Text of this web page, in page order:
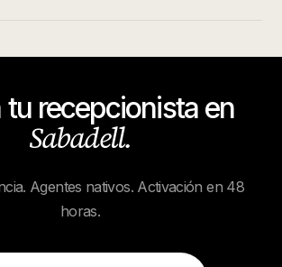
recepcionista en
Sabadell.
Agentes nativos. Activación en 48
horas.